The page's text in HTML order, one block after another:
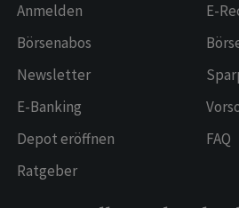
Anmelden
Börsenabos
Newsletter
E-Banking
Depot eröffnen
Ratgeber
E-
FAQ